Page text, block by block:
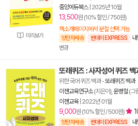
미리보기
중앙에듀북스| 2025년 10월
13,500원 (10% 할인 / 750원)
책소개페이지에서 분철 선택 가능
양탄자배송 썬데이 EXPRESS
변경
또래퀴즈 : 사자성어 퀴즈
위한 국어 퀴즈 백과-또래퀴즈 백과
이젠교육연구소(지은이), 윤병철 (그
이젠교육| 2022년 01월
9,000원 (10% 할인 / 500원)
양탄자배송 썬데이 EXPRESS